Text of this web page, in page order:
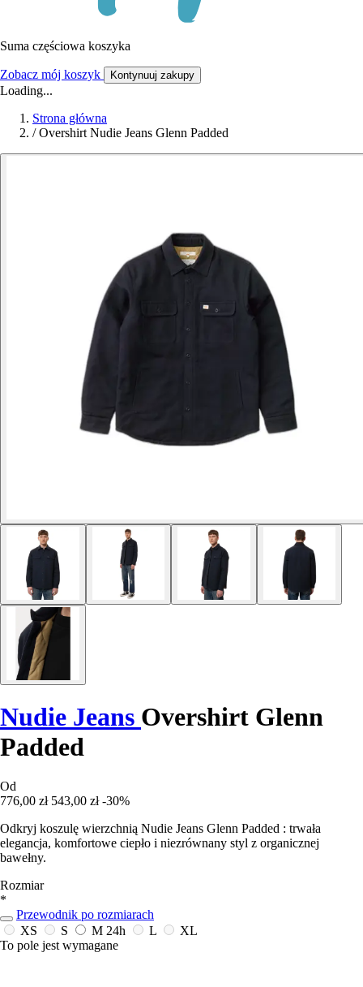
Suma częściowa koszyka
Zobacz mój koszyk Kontynuuj zakupy
Loading...
Strona główna
/ Overshirt Nudie Jeans Glenn Padded
Nudie Jeans Overshirt Glenn
Padded
Od
776,00 zł 543,00 zł -30%
Odkryj koszulę wierzchnią Nudie Jeans Glenn Padded : trwała
elegancja, komfortowe ciepło i niezrównany styl z organicznej
bawełny.
Rozmiar
*
Przewodnik po rozmiarach
XS
S M 24h L
XL
To pole jest wymagane